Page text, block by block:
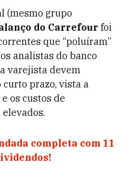
(mesmo grupo
do Carrefour foi
que “poluíram”
analistas do banco
varejista devem
curto prazo, vista a
os custos de
completa com 11